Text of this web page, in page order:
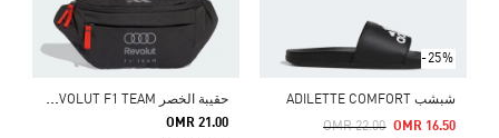
-25%
شبشب ADILETTE COMFORT
Price Reduced From
OMR 22.00
To OMR 16.50
ح
قيبة الخصر AUDI REVOLUT F1 TEAM
OMR 21.00